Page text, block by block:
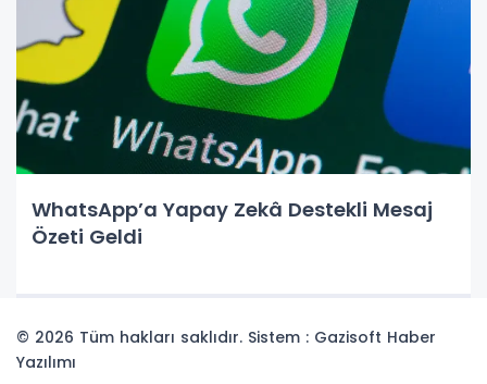
WhatsApp’a Yapay Zekâ Destekli Mesaj
Özeti Geldi
© 2026 Tüm hakları saklıdır. Sistem : Gazisoft Haber
Yazılımı